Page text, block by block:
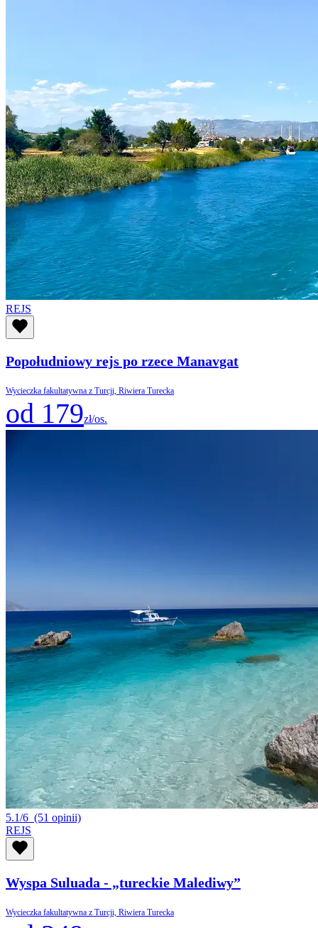
REJS
Popołudniowy rejs po rzece Manavgat
Wycieczka fakultatywna z Turcji, Riwiera Turecka
od 179zł/os.
5.1/6 (51 opinii)
REJS
Wyspa Suluada - „tureckie Malediwy”
Wycieczka fakultatywna z Turcji, Riwiera Turecka